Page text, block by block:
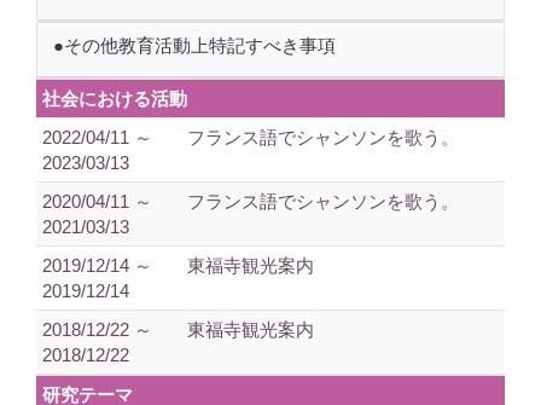
●その他教育活動上特記すべき事項
社会における活動
2022/04/11 ～
2023/03/13
フランス語でシャンソンを歌う。
2020/04/11 ～
2021/03/13
フランス語でシャンソンを歌う。
2019/12/14 ～
2019/12/14
東福寺観光案内
2018/12/22 ～
2018/12/22
東福寺観光案内
研究テーマ